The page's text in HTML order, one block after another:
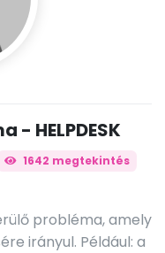
HELPDESK
1642 megtekintés
probléma, amely
irányul. Például: a